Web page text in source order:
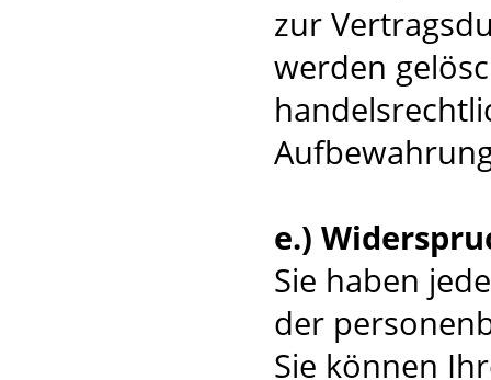
zur
werden
e.)
Sie haben
der
Sie können